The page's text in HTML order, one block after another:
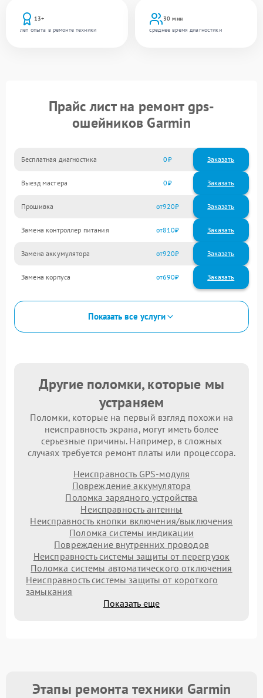
13+
лет опыта в ремонте техники
30 мин
среднее время диагностики
Прайс лист на ремонт gps-
ошейников Garmin
Бесплатная диагностика 0 Заказать
Выезд мастера 0 Заказать
Прошивка 920
Замена контроллер питания 810
Замена аккумулятора 920
Замена корпуса 690
Показать все услуги
Другие поломки, которые мы
устраняем
Поломки, которые на первый взгляд похожи на
неисправность экрана, могут иметь более
серьезные причины. Например, в сложных
случаях требуется ремонт платы или процессора.
Неисправность GPS-модуля
Повреждение аккумулятора
Поломка зарядного устройства
Неисправность антенны
Неисправность кнопки включения/выключения
Поломка системы индикации
Повреждение внутренних проводов
Неисправность системы защиты от перегрузок
Поломка системы автоматического отключения
Неисправность системы защиты от короткого
замыкания
Показать еще
Этапы ремонта техники Garmin